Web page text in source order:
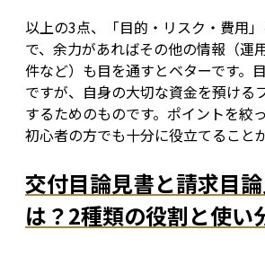
以上の3点、「目的・リスク・費用
で、余力があればその他の情報（運
件など）も目を通すとベターです。
ですが、自身の大切な資金を預ける
するためのものです。ポイントを絞
初心者の方でも十分に役立てること
交付目論見書と請求目
は？2種類の役割と使い